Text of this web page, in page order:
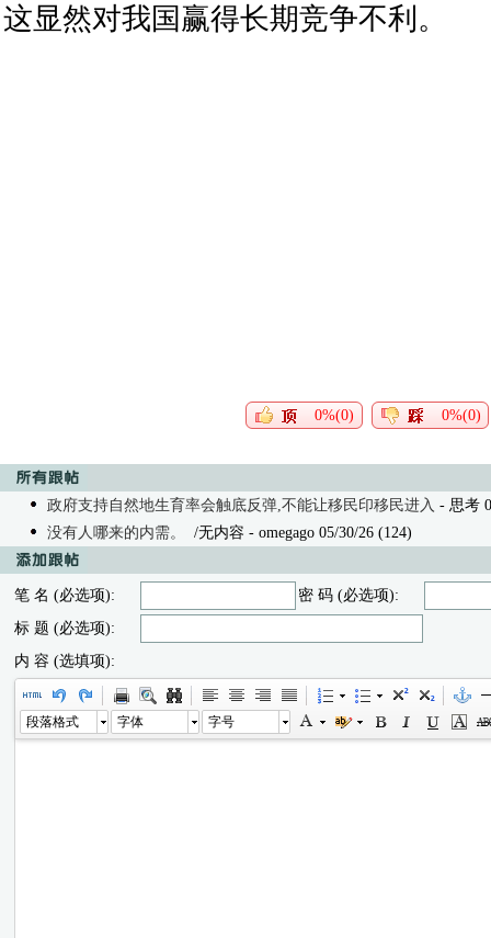
这显然对我国赢得长期竞争不利。
0%(0) 0%(0)
政府支持自然地生育率会触底反弹,不能让移民印移民进入 - 思考
没有人哪来的内需。
/无内容 - omegago 05/30/26 (124)
笔 名 (必选项):
密 码 (必选项):
标 题 (必选项):
内 容 (选填项):
段落格式 字体 字号